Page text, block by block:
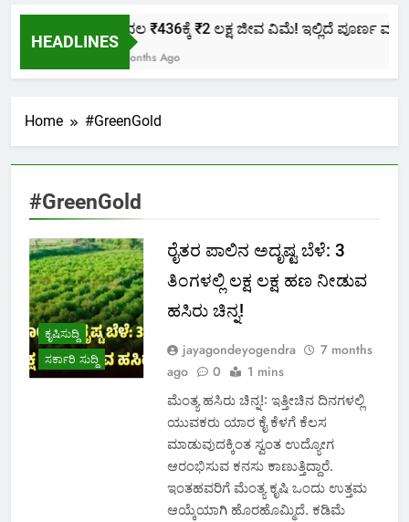
HEADLINES
ಕೇವಲ ₹436ಕ್ಕೆ ₹2 ಲಕ್ಷ ಜೀವ ವಿಮೆ! ಇಲ್ಲಿದೆ ಪೂರ್ಣ
2 Months Ago
Home #GreenGold
#GreenGold
ಕೃಷಿಸುದ್ದಿ
ಸರ್ಕಾರಿ ಸುದ್ದಿ
ರೈತರ ಪಾಲಿನ ಅದೃಷ್ಟ ಬೆಳೆ: 3
ತಿಂಗಳಲ್ಲಿ ಲಕ್ಷ ಲಕ್ಷ ಹಣ ನೀಡುವ
ಹಸಿರು ಚಿನ್ನ!
jayagondeyogendra
7 months
ago
0 1 mins
ಮೆಂತ್ಯ ಹಸಿರು ಚಿನ್ನ!: ಇತ್ತೀಚಿನ ದಿನಗಳಲ್ಲಿ
ಯುವಕರು ಯಾರ ಕೈ ಕೆಳಗೆ ಕೆಲಸ
ಮಾಡುವುದಕ್ಕಿಂತ ಸ್ವಂತ ಉದ್ಯೋಗ
ಆರಂಭಿಸುವ ಕನಸು ಕಾಣುತ್ತಿದ್ದಾರೆ.
ಇಂತಹವರಿಗೆ ಮೆಂತ್ಯ ಕೃಷಿ ಒಂದು ಉತ್ತಮ
ಆಯ್ಕೆಯಾಗಿ ಹೊರಹೊಮ್ಮಿದೆ. ಕಡಿಮೆ